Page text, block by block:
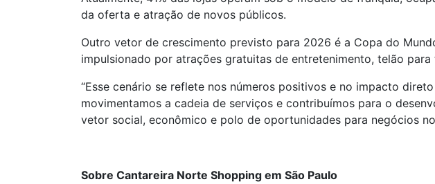
da oferta e atração de novos públicos.
Outro vetor de crescimento previsto para 2026 é a Copa do
impulsionado por atrações gratuitas de entretenimento, telão
“Esse cenário se reflete nos números positivos e no impacto
movimentamos a cadeia de serviços e contribuímos para o
vetor social, econômico e polo de oportunidades para negócios
Sobre Cantareira Norte Shopping em São Paulo